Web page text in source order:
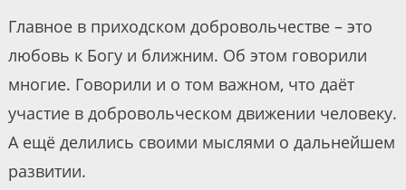
Главное в приходском добровольчестве – это
любовь к Богу и ближним. Об этом говорили
многие. Говорили и о том важном, что даёт
участие в добровольческом движении человеку.
А ещё делились своими мыслями о дальнейшем
развитии.